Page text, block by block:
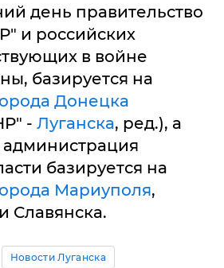
день правительство
и российских
в войне
базируется на
Донецка
- Луганска, ред.), а
базируется на
Мариуполя,
Славянска.
Новости Луганска